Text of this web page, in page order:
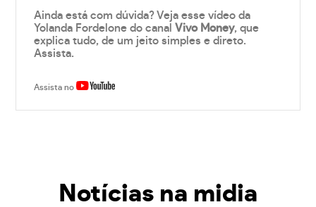
Ainda está com dúvida? Veja esse vídeo da
Yolanda Fordelone do canalVivo Money, que
explica tudo, de um jeito simples e direto.
Assista.
Assista no
Notícias na midia